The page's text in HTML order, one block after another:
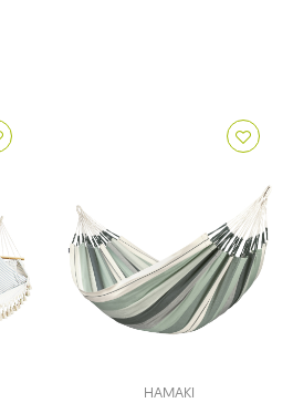
HAMAKI